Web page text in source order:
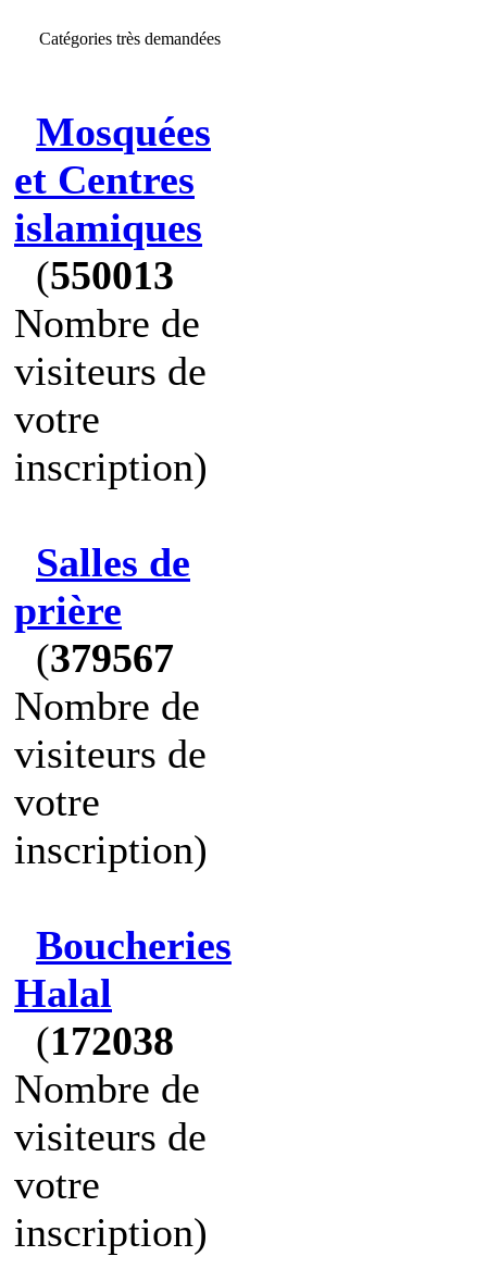
Catégories très demandées
Mosquées
et Centres
islamiques
(550013
Nombre de
visiteurs de
votre
inscription)
Salles de
prière
(379567
Nombre de
visiteurs de
votre
inscription)
Boucheries
Halal
(172038
Nombre de
visiteurs de
votre
inscription)